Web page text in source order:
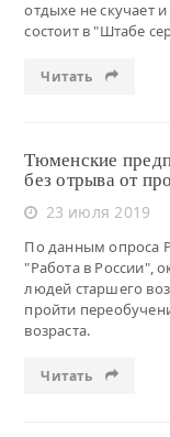
отдыхе не скучает
состоит в "Штабе
Читать
Тюменские
без отрыва от
23 июля 2019
По данным опроса
"Работа в России",
людей старшего
пройти
возраста.
Читать